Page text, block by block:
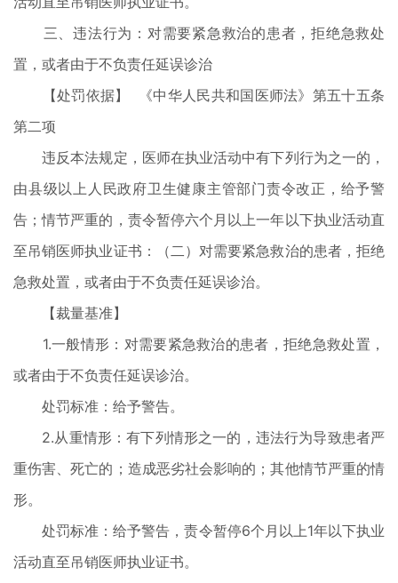
三、违法行为：对需要紧急救治的患者，拒绝急救处
置，或者由于不负责任延误诊治
【处罚依据】 《中华人民共和国医师法》第五十五条
第二项
违反本法规定，医师在执业活动中有下列行为之一的，
由县级以上人民政府卫生健康主管部门责令改正，给予警
告；情节严重的，责令暂停六个月以上一年以下执业活动直
至吊销医师执业证书：（二）对需要紧急救治的患者，拒绝
急救处置，或者由于不负责任延误诊治。
【裁量基准】
1.一般情形：对需要紧急救治的患者，拒绝急救处置，
或者由于不负责任延误诊治。
处罚标准：给予警告。
2.从重情形：有下列情形之一的，违法行为导致患者严
重伤害、死亡的；造成恶劣社会影响的；其他情节严重的情
形。
处罚标准：给予警告，责令暂停6个月以上1年以下执业
活动直至吊销医师执业证书。